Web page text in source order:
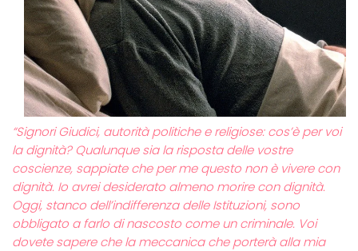
“Signori Giudici, autorità politiche e religiose: cos’è per voi
la dignità? Qualunque sia la risposta delle vostre
coscienze, sappiate che per me questo non è vivere con
dignità. Io avrei desiderato almeno morire con dignità.
Oggi, stanco dell’indifferenza delle Istituzioni, sono
obbligato a farlo di nascosto come un criminale. Voi
dovete sapere che la meccanica che porterà alla mia